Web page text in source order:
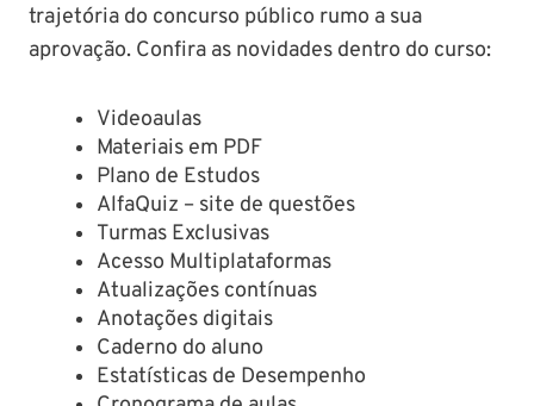
trajetória do concurso público rumo a sua
aprovação. Confira as novidades dentro do curso:
Videoaulas
Materiais em PDF
Plano de Estudos
AlfaQuiz – site de questões
Turmas Exclusivas
Acesso Multiplataformas
Atualizações contínuas
Anotações digitais
Caderno do aluno
Estatísticas de Desempenho